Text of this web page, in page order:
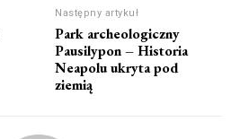
Następny artykuł
Park archeologiczny
Pausilypon – Historia
Neapolu ukryta pod
ziemią